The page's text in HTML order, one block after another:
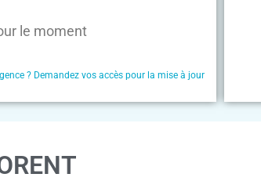
le moment
? Demandez vos accès pour la mise à jour